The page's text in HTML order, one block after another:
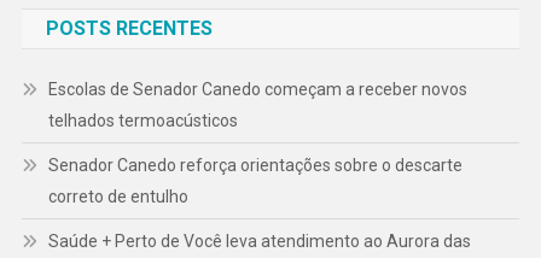
POSTS RECENTES
Escolas de Senador Canedo começam a receber novos
telhados termoacústicos
Senador Canedo reforça orientações sobre o descarte
correto de entulho
Saúde + Perto de Você leva atendimento ao Aurora das